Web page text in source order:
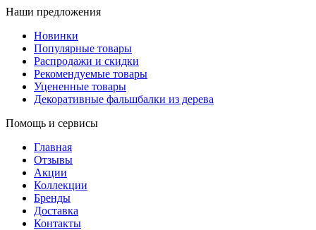
Наши предложения
Новинки
Популярные товары
Распродажи и скидки
Рекомендуемые товары
Уцененные товары
Декоративные фальшбалки из дерева
Помощь и сервисы
Главная
Отзывы
Акции
Коллекции
Бренды
Доставка
Контакты